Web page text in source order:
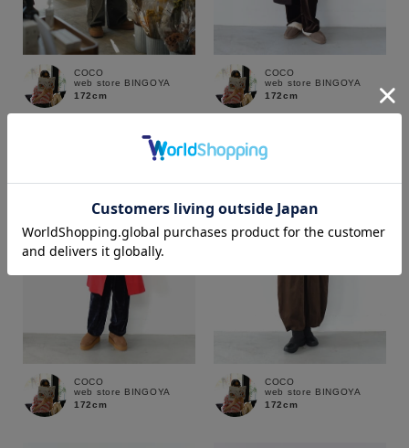
商品タイプ
通常商品 予約商品
COCO
web store BINGOYA
172cm
COCO
web store BINGOYA
172cm
COCO
web store BINGOYA
172cm
COCO
web store BINGOYA
172cm